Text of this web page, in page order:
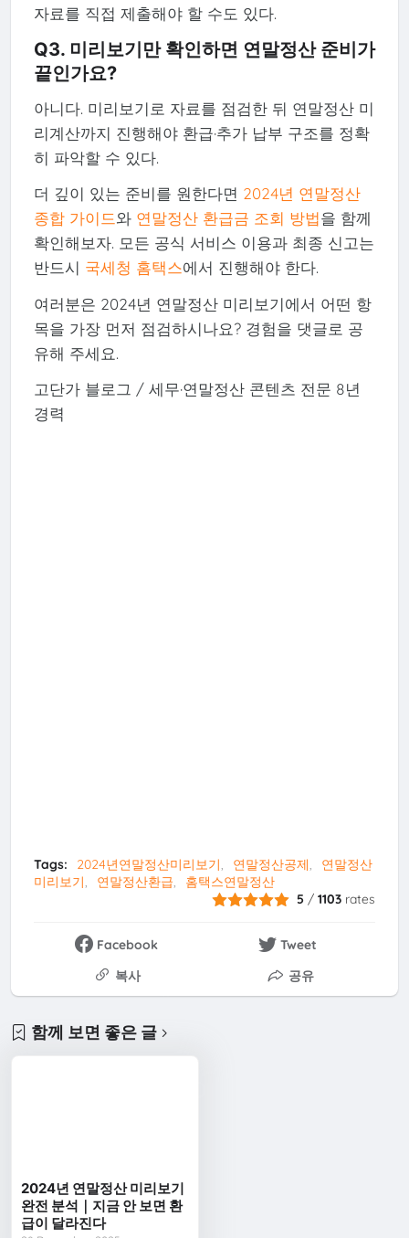
자료를 직접 제출해야 할 수도 있다.
Q3. 미리보기만 확인하면 연말정산 준비가
끝인가요?
아니다. 미리보기로 자료를 점검한 뒤 연말정산 미
리계산까지 진행해야 환급·추가 납부 구조를 정확
히 파악할 수 있다.
더 깊이 있는 준비를 원한다면 2024년 연말정산
종합 가이드와 연말정산 환급금 조회 방법을 함께
확인해보자. 모든 공식 서비스 이용과 최종 신고는
반드시 국세청 홈택스에서 진행해야 한다.
여러분은 2024년 연말정산 미리보기에서 어떤 항
목을 가장 먼저 점검하시나요? 경험을 댓글로 공
유해 주세요.
고단가 블로그 / 세무·연말정산 콘텐츠 전문 8년
경력
Tags: 2024년연말정산미리보기 연말정산공제
연말정산
미리보기
연말정산환급
홈택스연말정산
5 /1103 rates
Facebook
Tweet
복사
공유
함께 보면 좋은 글
2024년 연말정산 미리보기
완전 분석｜지금 안 보면 환
급이 달라진다